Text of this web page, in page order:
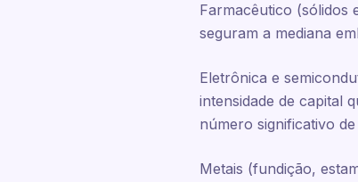
Farmacêutico (sólidos
seguram a mediana
Eletrônica e
intensidade de capital
número significativo
Metais (fundição,